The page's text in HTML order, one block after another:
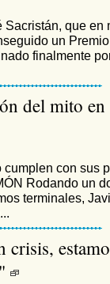
Sacristán, que en
un
finalmente
del mito
con sus
Rodando un
terminales,
crisis,